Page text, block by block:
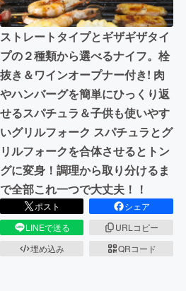
CAMPFIRE for Social Good
CAMPFIREふるさと納税
ストレートタイプとギザギザタイ
プの２種類から選べるナイフ。栓
抜き＆ワインオープナー付き! 肉
やハンバーグを簡単にひっくり返
せるスパチュラ＆子供も使いやす
いグリルフォーク スパチュラとグ
リルフォークを合体させるとトン
グに変身！調理から取り分けるま
で全部これ一つで大丈夫！！
ポスト
シェア
LINEで送る
URLコピー
埋め込み
QRコード